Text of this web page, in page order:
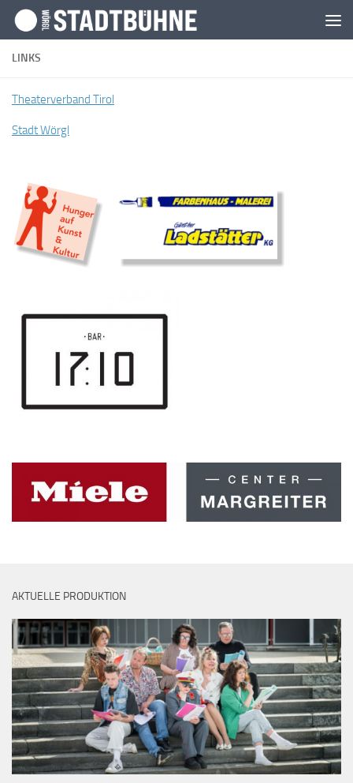
Zum Inhalt springen
LINKS
Theaterverband Tirol
Stadt Wörgl
AKTUELLE PRODUKTION